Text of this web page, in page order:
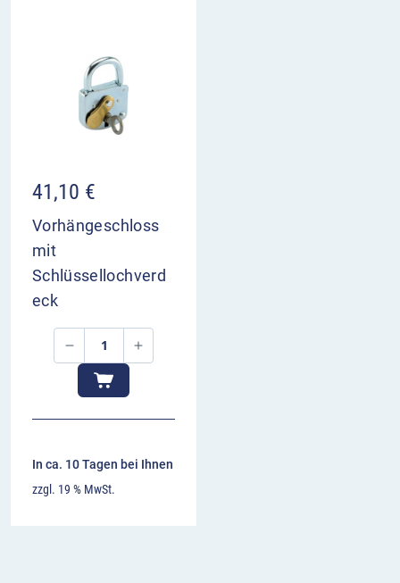
41,10 €
Vorhängeschloss
mit
Schlüssellochverd
eck
In ca. 10 Tagen bei Ihnen
zzgl. 19 % MwSt.